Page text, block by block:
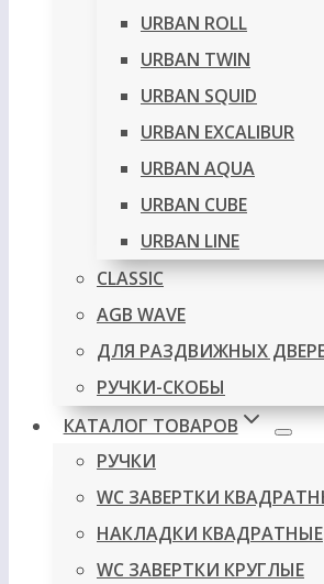
URBAN ROLL
URBAN TWIN
URBAN SQUID
URBAN EXCALIBUR
URBAN AQUA
URBAN CUBE
URBAN LINE
CLASSIC
AGB WAVE
ДЛЯ РАЗДВИЖНЫХ
РУЧКИ-СКОБЫ
КАТАЛОГ ТОВАРОВ
РУЧКИ
WC ЗАВЕРТКИ
НАКЛАДКИ КВАДРАТНЫЕ
WC ЗАВЕРТКИ КРУГЛЫЕ